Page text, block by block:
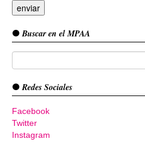
Buscar en el MPAA
Redes Sociales
Facebook
Twitter
Instagram